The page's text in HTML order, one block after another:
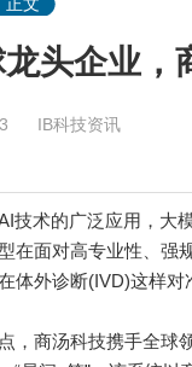
头企业，
IB科技资讯
术的广泛应用，大模
在面对高专业性、
体外诊断(IVD)这样
商汤科技携手全球领